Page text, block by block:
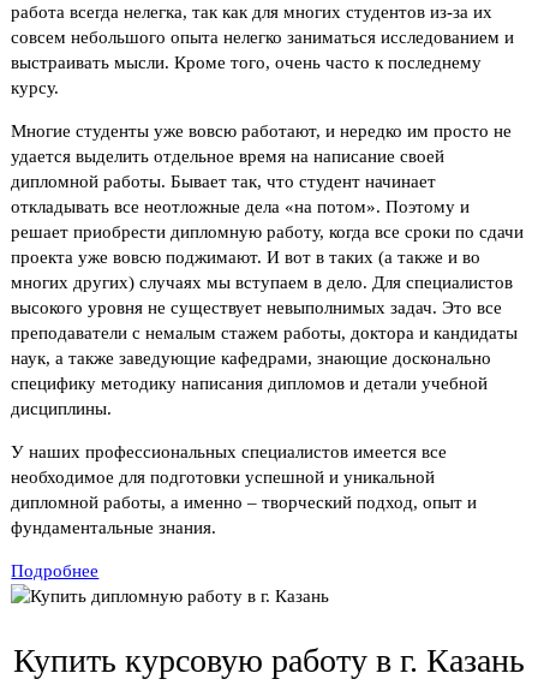
работа всегда нелегка, так как для многих студентов из-за их
совсем небольшого опыта нелегко заниматься исследованием и
выстраивать мысли. Кроме того, очень часто к последнему
курсу.
Многие студенты уже вовсю работают, и нередко им просто не
удается выделить отдельное время на написание своей
дипломной работы. Бывает так, что студент начинает
откладывать все неотложные дела «на потом». Поэтому и
решает приобрести дипломную работу, когда все сроки по сдачи
проекта уже вовсю поджимают. И вот в таких (а также и во
многих других) случаях мы вступаем в дело. Для специалистов
высокого уровня не существует невыполнимых задач. Это все
преподаватели с немалым стажем работы, доктора и кандидаты
наук, а также заведующие кафедрами, знающие досконально
специфику методику написания дипломов и детали учебной
дисциплины.
У наших профессиональных специалистов имеется все
необходимое для подготовки успешной и уникальной
дипломной работы, а именно – творческий подход, опыт и
фундаментальные знания.
Подробнее
Купить курсовую работу в г. Казань